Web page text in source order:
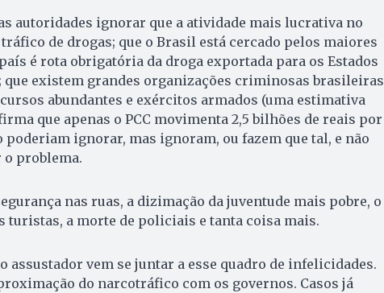
autoridades ignorar que a atividade mais lucrativa no
de drogas; que o Brasil está cercado pelos maiores
é rota obrigatória da droga exportada para os Estados
que existem grandes organizações criminosas brasileiras
abundantes e exércitos armados (uma estimativa
que apenas o PCC movimenta 2,5 bilhões de reais por
poderiam ignorar, mas ignoram, ou fazem que tal, e não
o problema.
nas ruas, a dizimação da juventude mais pobre, o
turistas, a morte de policiais e tanta coisa mais.
assustador vem se juntar a esse quadro de infelicidades.
do narcotráfico com os governos. Casos já